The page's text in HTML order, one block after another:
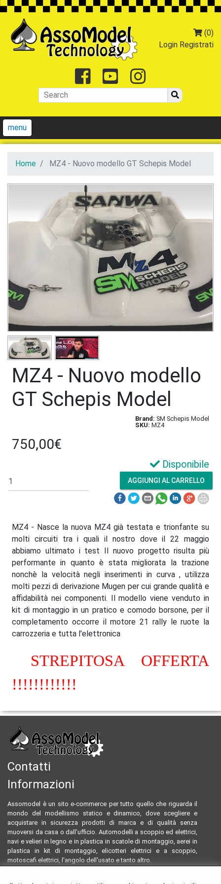
(0)
Login Registrati
Facebook
Youtube
menu
Home MZ4 - Nuovo modello GT Schepis Model
MZ4 - Nuovo modello
GT Schepis Model
Brand: SM Schepis Model
SKU: MZ4
750,00€
Disponibile
MZ4 - Nasce la nuova MZ4 già testata e trionfante su
molti circuiti tra i quali il nostro dove il 22 maggio
abbiamo ultimato i test Il nuovo progetto risulta più
performante in quanto è stata migliorata la trazione
nonchè la velocità negli inserimenti in curva , utilizza
molti pezzi di derivazione Mugen per cui grande qualità e
affidabilità nei componenti. Il modello viene venduto in
kit di montaggio in un pratico e comodo borsone, per il
completamento occorre il motore 21 rally le ruote la
carrozzeria e tutta l'elettronica
STREPITOSA OFFERTA
!!!!!!!!!!!!
Contatti
Informazioni
Assomodel è un sito e-commerce per tutto quello che riguarda il
mondo del modellismo statico e dinamico, dove scegliere e
acquistare in sicurezza prodotti di marca e di qualità senza
muoversi da casa o dall'ufficio. Automodelli a scoppio ed elettrici,
navi e velieri in legno e in plastica in scatole di montaggio, aerei in
plastica in kit di montaggio, elicotteri elettrici e a scoppio,
motoscafi elettrici, l'angolo dell'usato e tanto altro.